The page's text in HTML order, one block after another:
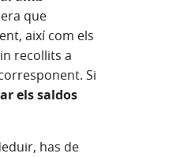
que
així com els
recollits a
Si
els saldos
has de